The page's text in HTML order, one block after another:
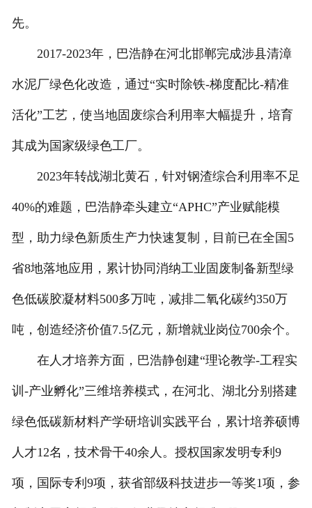
先。
2017-2023年，巴浩静在河北邯郸完成涉县清漳
水泥厂绿色化改造，通过“实时除铁-梯度配比-精准
活化”工艺，使当地固废综合利用率大幅提升，培育
其成为国家级绿色工厂。
2023年转战湖北黄石，针对钢渣综合利用率不足
40%的难题，巴浩静牵头建立“APHC”产业赋能模
型，助力绿色新质生产力快速复制，目前已在全国5
省8地落地应用，累计协同消纳工业固废制备新型绿
色低碳胶凝材料500多万吨，减排二氧化碳约350万
吨，创造经济价值7.5亿元，新增就业岗位700余个。
在人才培养方面，巴浩静创建“理论教学-工程实
训-产业孵化”三维培养模式，在河北、湖北分别搭建
绿色低碳新材料产学研培训实践平台，累计培养硕博
人才12名，技术骨干40余人。授权国家发明专利9
项，国际专利9项，获省部级科技进步一等奖1项，参